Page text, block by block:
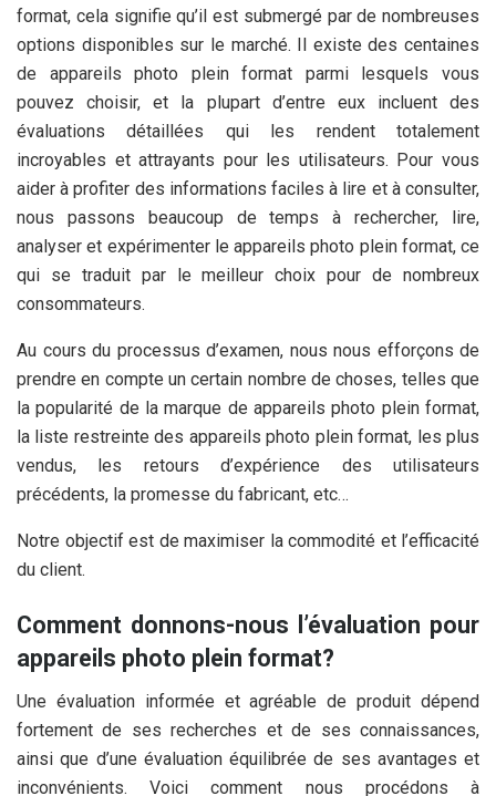
format, cela signifie qu’il est submergé par de nombreuses
options disponibles sur le marché. Il existe des centaines
de appareils photo plein format parmi lesquels vous
pouvez choisir, et la plupart d’entre eux incluent des
évaluations détaillées qui les rendent totalement
incroyables et attrayants pour les utilisateurs. Pour vous
aider à profiter des informations faciles à lire et à consulter,
nous passons beaucoup de temps à rechercher, lire,
analyser et expérimenter le appareils photo plein format, ce
qui se traduit par le meilleur choix pour de nombreux
consommateurs.
Au cours du processus d’examen, nous nous efforçons de
prendre en compte un certain nombre de choses, telles que
la popularité de la marque de appareils photo plein format,
la liste restreinte des appareils photo plein format, les plus
vendus, les retours d’expérience des utilisateurs
précédents, la promesse du fabricant, etc…
Notre objectif est de maximiser la commodité et l’efficacité
du client.
Comment donnons-nous l’évaluation pour
appareils photo plein format?
Une évaluation informée et agréable de produit dépend
fortement de ses recherches et de ses connaissances,
ainsi que d’une évaluation équilibrée de ses avantages et
inconvénients. Voici comment nous procédons à